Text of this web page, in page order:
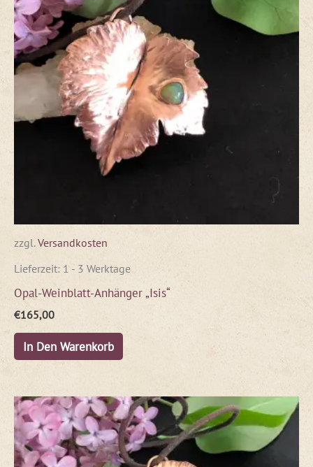
zzgl.Versandkosten
Lieferzeit: 1 - 3 Werktage
Opal-Weinblatt-Anhänger „Isis“
€165,00
In Den Warenkorb